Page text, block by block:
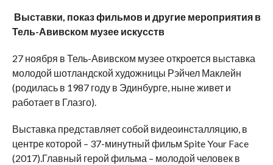
Выставки, показ фильмов и другие мероприятия в
Тель-Авивском музее искусств
27 ноября в Тель-Авивском музее откроется выставка
молодой шотландской художницы Рэйчел Маклейн
(родилась в 1987 году в Эдинбурге, ныне живет и
работает в Глазго).
Выставка представляет собой видеоинсталляцию, в
центре которой – 37-минутный фильм Spite Your Face
(2017).Главный герой фильма – молодой человек в